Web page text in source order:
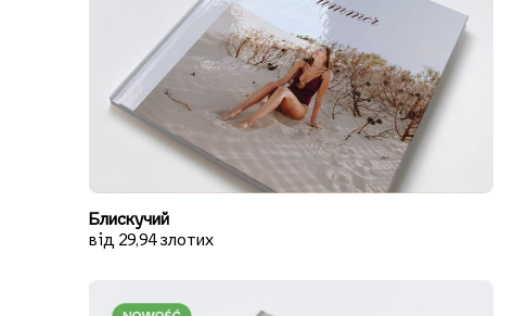
Блискучий
від 29,94 злотих